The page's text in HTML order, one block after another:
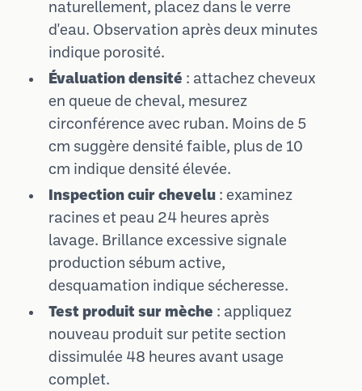
naturellement, placez dans le verre
d'eau. Observation après deux minutes
indique porosité.
Évaluation densité : attachez cheveux
en queue de cheval, mesurez
circonférence avec ruban. Moins de 5
cm suggère densité faible, plus de 10
cm indique densité élevée.
Inspection cuir chevelu : examinez
racines et peau 24 heures après
lavage. Brillance excessive signale
production sébum active,
desquamation indique sécheresse.
Test produit sur mèche : appliquez
nouveau produit sur petite section
dissimulée 48 heures avant usage
complet.